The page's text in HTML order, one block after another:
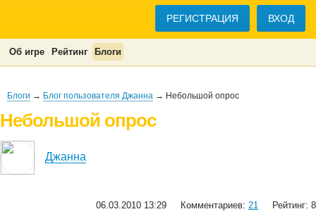
РЕГИСТРАЦИЯ ВХОД
Об игре Рейтинг Блоги
Блоги → Блог пользователя Джанна → Небольшой опрос
Небольшой опрос
Джанна
06.03.2010 13:29 Комментариев: 21 Рейтинг: 8